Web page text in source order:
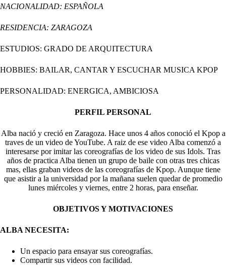
NACIONALIDAD: ESPAÑOLA
RESIDENCIA: ZARAGOZA
ESTUDIOS: GRADO DE ARQUITECTURA
HOBBIES: BAILAR, CANTAR Y ESCUCHAR MUSICA KPOP
PERSONALIDAD: ENERGICA, AMBICIOSA
PERFIL PERSONAL
Alba nació y creció en Zaragoza. Hace unos 4 años conoció el Kpop a
traves de un video de YouTube. A raiz de ese video Alba comenzó a
interesarse por imitar las coreografías de los video de sus Idols. Tras
años de practica Alba tienen un grupo de baile con otras tres chicas
mas, ellas graban videos de las coreografías de Kpop. Aunque tiene
que asistir a la universidad por la mañana suelen quedar de promedio
lunes miércoles y viernes, entre 2 horas, para enseñar.
OBJETIVOS Y MOTIVACIONES
ALBA NECESITA:
Un espacio para ensayar sus coreografías.
Compartir sus videos con facilidad.